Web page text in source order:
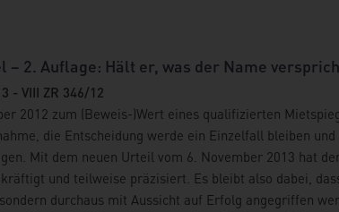
2. Auflage: Hält er, was der Name
- VIII ZR 346/12
2012 zum (Beweis-)Wert eines qualifizierten
die Entscheidung werde ein Einzelfall bleiben
Mit dem neuen Urteil vom 6. November 2013 hat
und teilweise präzisiert. Es bleibt also dabei,
durchaus mit Aussicht auf Erfolg angegriffen